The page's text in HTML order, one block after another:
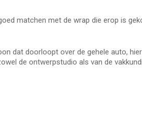
matchen met de wrap die erop is
dat doorloopt over de gehele auto,
de ontwerpstudio als van de